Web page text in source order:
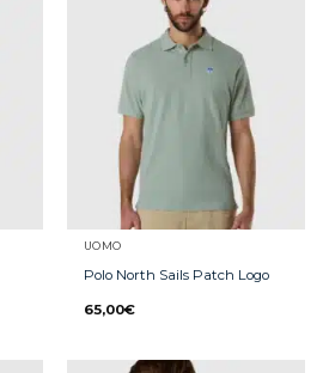
UOMO
Polo North Sails Patch Logo
65,00€